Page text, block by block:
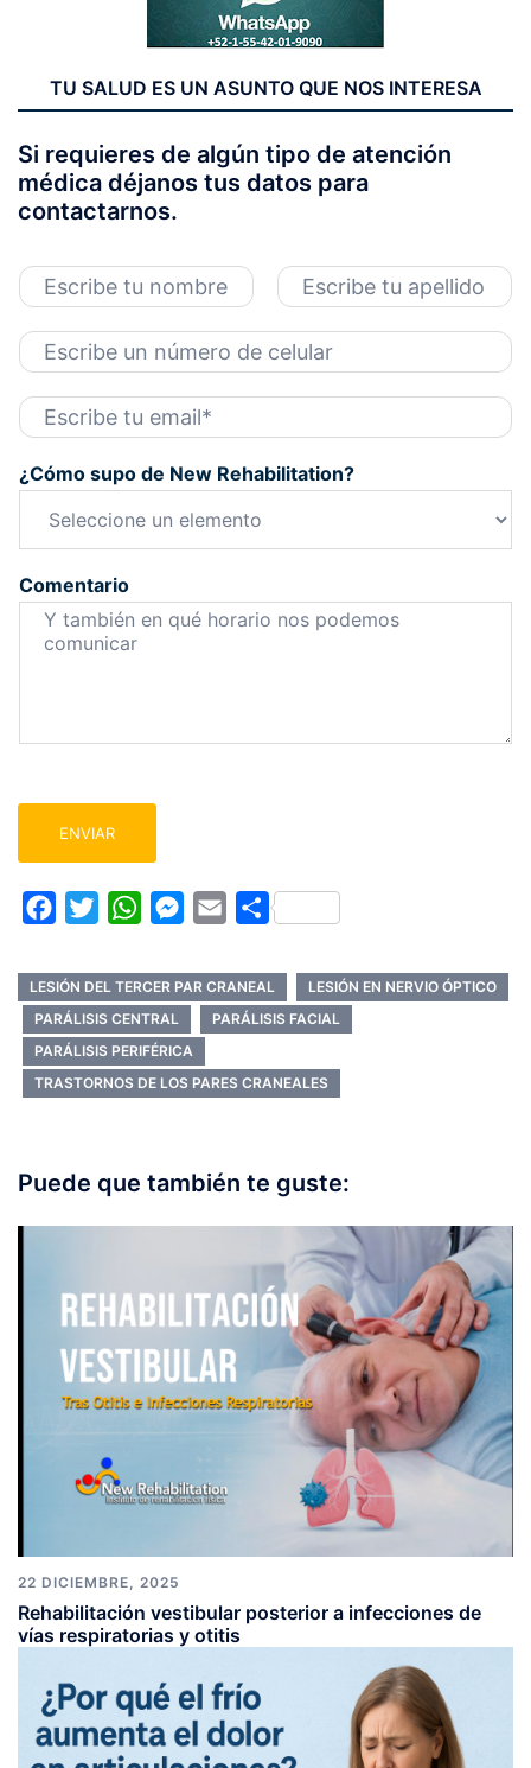
TU SALUD ES UN ASUNTO QUE NOS INTERESA
Si requieres de algún tipo de atención
médica déjanos tus datos para
contactarnos.
N
o
b
r
e
o
b
e
p
e
l
s
T
e
é
f
n
C
o
r
e
e
i
*
¿Cómo supo de New Rehabilitation?
Comentario
ENVIAR
FacebookTwitterWhatsAppMessenger
EmailCompartir
LESIÓN DEL TERCER PAR CRANEAL
LESIÓN EN NERVIO ÓPTICO
PARÁLISIS CENTRAL
PARÁLISIS FACIAL
PARÁLISIS PERIFÉRICA
TRASTORNOS DE LOS PARES CRANEALES
Puede que también te guste:
22 DICIEMBRE, 2025
Rehabilitación vestibular posterior a infecciones de
vías respiratorias y otitis